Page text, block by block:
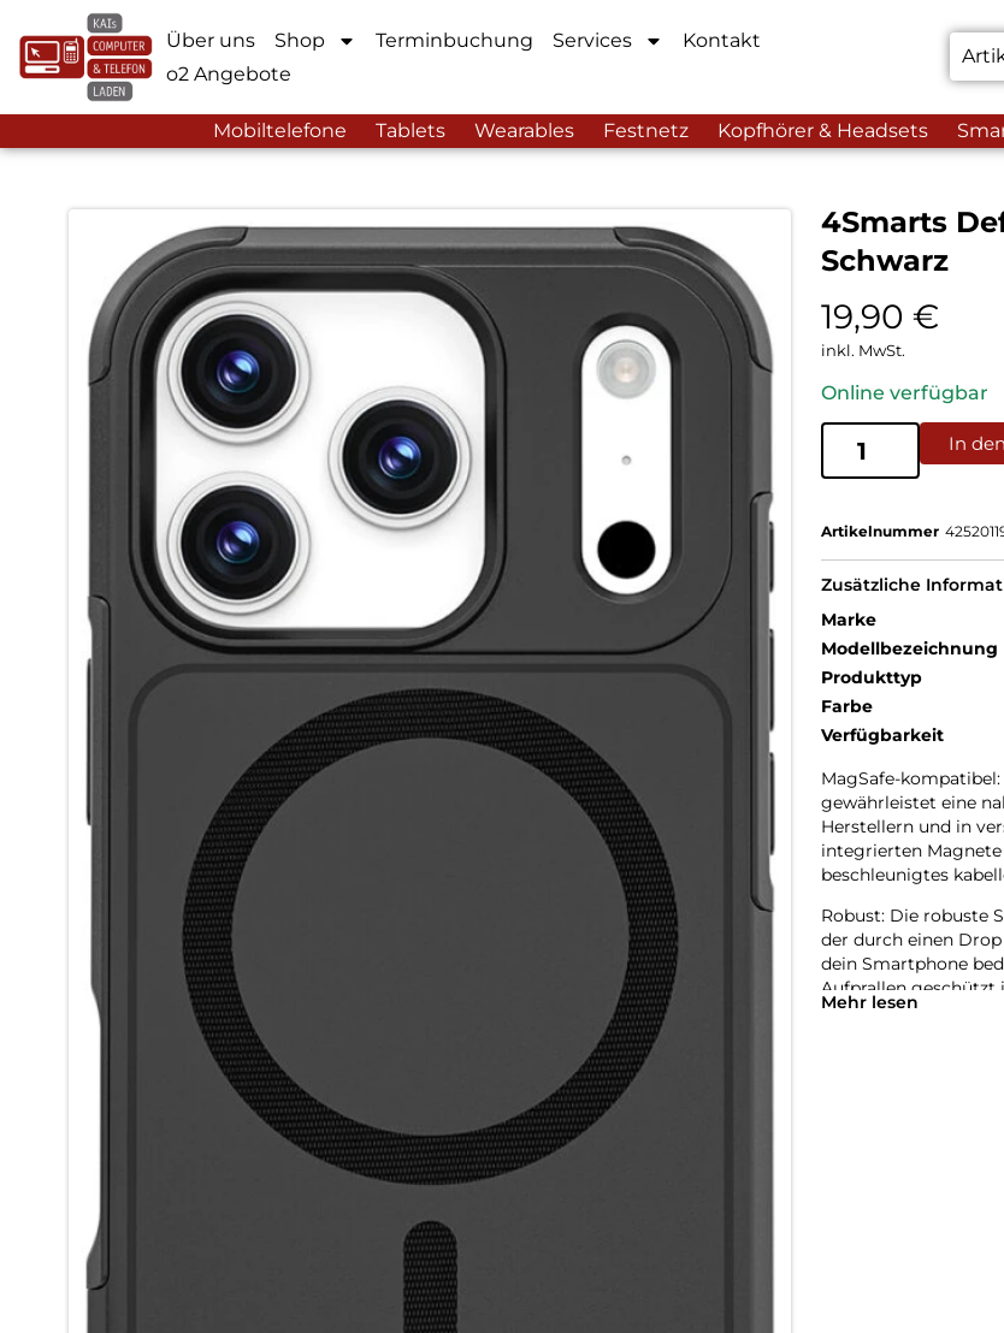
Über uns Shop Terminbuchung Services
Kontakt
o2 Angebote
Mobiltelefone Tablets Wearables Festnetz Kopfhörer & Headsets
4Smarts
Schwarz
19,90 €
inkl. MwSt.
Online verfügbar
In
Artikelnummer
Zusätzliche
Marke
Modellbezeichnung
Produkttyp
Farbe
Verfügbarkeit
MagSafe-
gewährleistet eine
Herstellern und in
integrierten
beschleunigtes
Robust: Die robuste
der durch einen
dein Smartphone
Aufprallen geschützt
Kratzern und
Mehr lesen